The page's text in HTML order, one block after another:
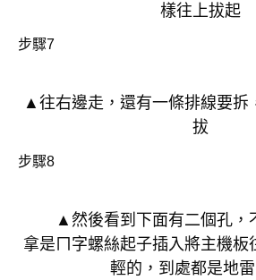
樣往上拔起
步驟7
▲往右邊走，還有一條排線要拆
拔
步驟8
▲然後看到下面有二個孔，
拿是ㄇ字螺絲起子插入將主機板
輕的，到處都是地